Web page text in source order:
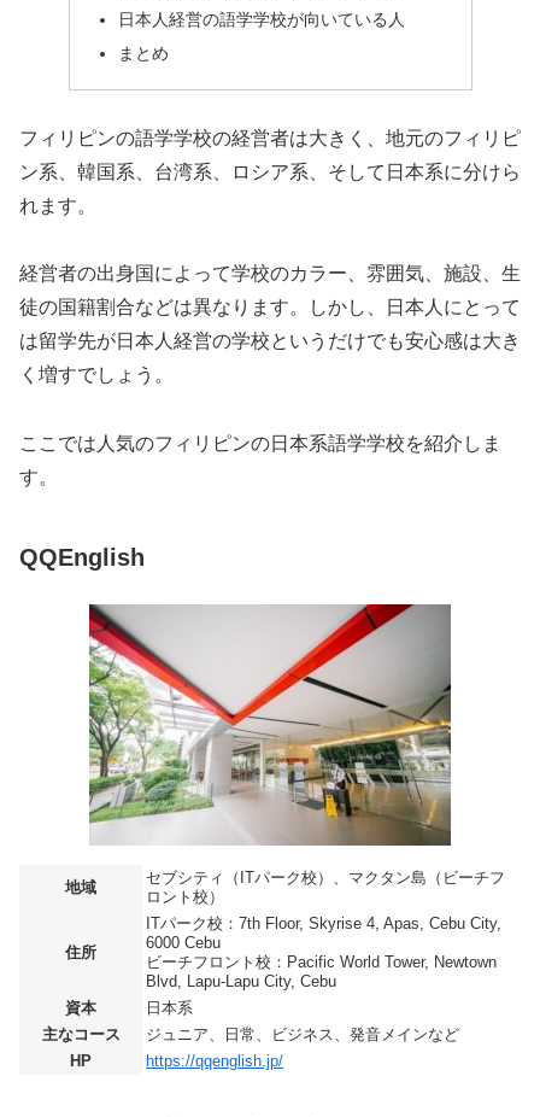
日本人経営の語学学校が向いている人
まとめ
フィリピンの語学学校の経営者は大きく、地元のフィリピ
ン系、韓国系、台湾系、ロシア系、そして日本系に分けら
れます。
経営者の出身国によって学校のカラー、雰囲気、施設、生
徒の国籍割合などは異なります。しかし、日本人にとって
は留学先が日本人経営の学校というだけでも安心感は大き
く増すでしょう。
ここでは人気のフィリピンの日本系語学学校を紹介しま
す。
QQEnglish
地域
セブシティ（ITパーク校）、マクタン島（ビーチフ
ロント校）
住所
ITパーク校：7th Floor, Skyrise 4, Apas, Cebu City,
6000 Cebu
ビーチフロント校：Pacific World Tower, Newtown
Blvd, Lapu-Lapu City, Cebu
資本
日本系
主なコース
ジュニア、日常、ビジネス、発音メインなど
HP
https://qqenglish.jp/